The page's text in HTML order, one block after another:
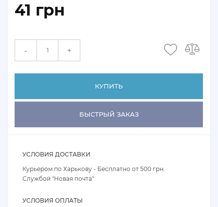
41 грн
- +
КУПИТЬ
БЫСТРЫЙ ЗАКАЗ
УСЛОВИЯ ДОСТАВКИ
Курьером по Харькову - Бесплатно от 500 грн.
Службой "Новая почта"
УСЛОВИЯ ОПЛАТЫ